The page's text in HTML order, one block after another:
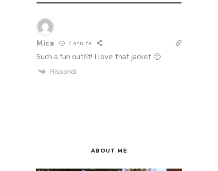
Mica 2 anni fa
Such a fun outfit! I love that jacket 🙂
Rispondi
ABOUT ME